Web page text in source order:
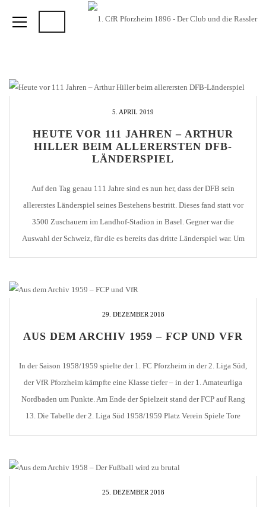
5. APRIL 2019
HEUTE VOR 111 JAHREN – ARTHUR
HILLER BEIM ALLERERSTEN DFB-
LÄNDERSPIEL
Auf den Tag genau 111 Jahre sind es nun her, dass der DFB sein
allererstes Länderspiel seines Bestehens bestritt. Dieses fand statt vor
3500 Zuschauern im Landhof-Stadion in Basel. Gegner war die
Auswahl der Schweiz, für die es bereits das dritte Länderspiel war. Um
mehr Zuschauern Platz bieten zu können finanzierte eine schweizer
29. DEZEMBER 2018
AUS DEM ARCHIV 1959 – FCP UND VFR
In der Saison 1958/1959 spielte der 1. FC Pforzheim in der 2. Liga Süd,
der VfR Pforzheim kämpfte eine Klasse tiefer – in der 1. Amateurliga
Nordbaden um Punkte. Am Ende der Spielzeit stand der FCP auf Rang
13. Die Tabelle der 2. Liga Süd 1958/1959 Platz Verein Spiele Tore
25. DEZEMBER 2018